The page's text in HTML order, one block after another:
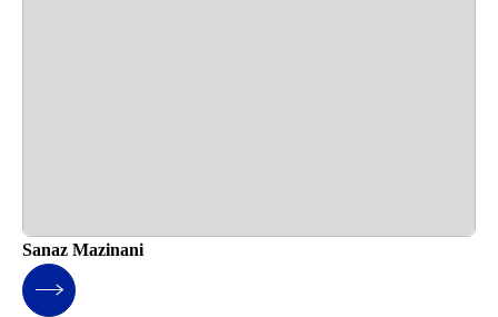
Sanaz Mazinani